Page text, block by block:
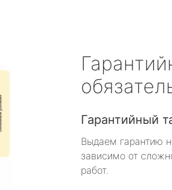
Гарантийный
Выдаем гарантию
зависимо от
работ.